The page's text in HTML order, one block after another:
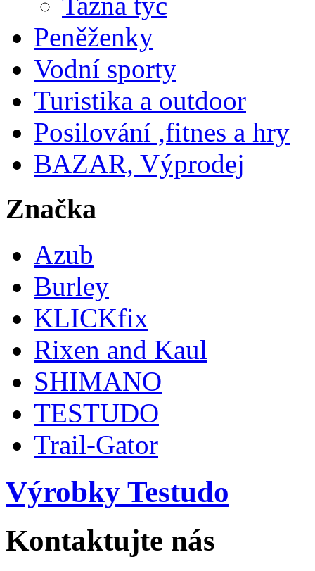
Peněženky
Vodní sporty
Turistika a outdoor
Posilování ,fitnes a hry
BAZAR, Výprodej
Značka
Azub
Burley
KLICKfix
Rixen and Kaul
SHIMANO
TESTUDO
Trail-Gator
Výrobky Testudo
Kontaktujte nás